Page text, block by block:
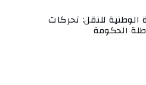
الوطنية للنقل: تحركات
الحكومة